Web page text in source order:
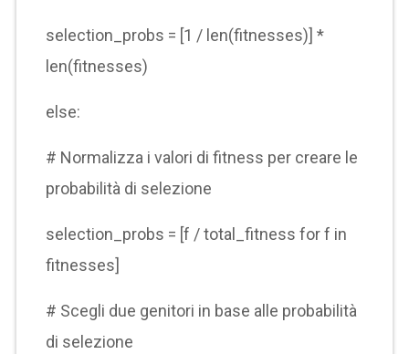
selection_probs = [1 / len(fitnesses)] *
len(fitnesses)
else:
# Normalizza i valori di fitness per creare le
probabilità di selezione
selection_probs = [f / total_fitness for f in
fitnesses]
# Scegli due genitori in base alle probabilità
di selezione